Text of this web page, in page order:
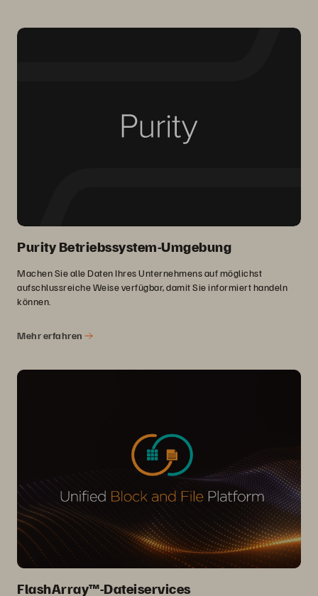
Purity Betriebssystem-Umgebung
Machen Sie alle Daten Ihres Unternehmens auf möglichst
aufschlussreiche Weise verfügbar, damit Sie informiert handeln
können.
Mehr erfahren
FlashArray™-Dateiservices